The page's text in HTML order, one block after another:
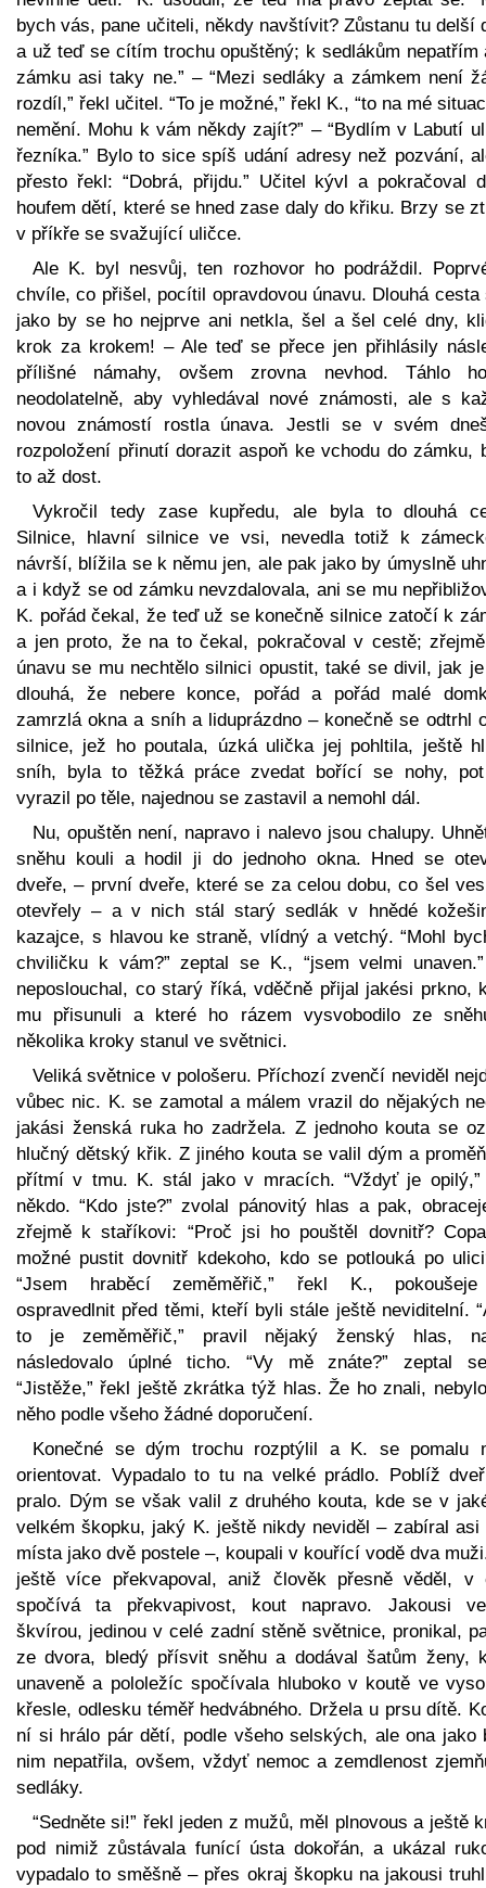
bych vás, pane učiteli, někdy navštívit? Zůstanu tu delší
a už teď se cítím trochu opuštěný; k sedlákům nepatřím
zámku asi taky ne.” – “Mezi sedláky a zámkem není
rozdíl,” řekl učitel. “To je možné,” řekl K., “to na mé
nemění. Mohu k vám někdy zajít?” – “Bydlím v Labutí
řezníka.” Bylo to sice spíš udání adresy než pozvání,
přesto řekl: “Dobrá, přijdu.” Učitel kývl a pokračoval
houfem dětí, které se hned zase daly do křiku. Brzy se
v příkře se svažující uličce.
Ale K. byl nesvůj, ten rozhovor ho podráždil.
chvíle, co přišel, pocítil opravdovou únavu. Dlouhá cesta
jako by se ho nejprve ani netkla, šel a šel celé dny,
krok za krokem! – Ale teď se přece jen přihlásily
přílišné námahy, ovšem zrovna nevhod. Táhlo
neodolatelně, aby vyhledával nové známosti, ale s
novou známostí rostla únava. Jestli se v svém
rozpoložení přinutí dorazit aspoň ke vchodu do zámku,
to až dost.
Vykročil tedy zase kupředu, ale byla to dlouhá
Silnice, hlavní silnice ve vsi, nevedla totiž k
návrší, blížila se k němu jen, ale pak jako by úmyslně
a i když se od zámku nevzdalovala, ani se mu
K. pořád čekal, že teď už se konečně silnice zatočí k
a jen proto, že na to čekal, pokračoval v cestě;
únavu se mu nechtělo silnici opustit, také se divil, jak
dlouhá, že nebere konce, pořád a pořád malé
zamrzlá okna a sníh a liduprázdno – konečně se odtrhl
silnice, jež ho poutala, úzká ulička jej pohltila, ještě
sníh, byla to těžká práce zvedat bořící se nohy,
vyrazil po těle, najednou se zastavil a nemohl dál.
Nu, opuštěn není, napravo i nalevo jsou chalupy.
sněhu kouli a hodil ji do jednoho okna. Hned se
dveře, – první dveře, které se za celou dobu, co šel
otevřely – a v nich stál starý sedlák v hnědé
kazajce, s hlavou ke straně, vlídný a vetchý. “Mohl
chviličku k vám?” zeptal se K., “jsem velmi
neposlouchal, co starý říká, vděčně přijal jakési prkno,
mu přisunuli a které ho rázem vysvobodilo ze
několika kroky stanul ve světnici.
Veliká světnice v pološeru. Příchozí zvenčí neviděl
vůbec nic. K. se zamotal a málem vrazil do nějakých
jakási ženská ruka ho zadržela. Z jednoho kouta se
hlučný dětský křik. Z jiného kouta se valil dým a
přítmí v tmu. K. stál jako v mracích. “Vždyť je opilý,”
někdo. “Kdo jste?” zvolal pánovitý hlas a pak,
zřejmě k staříkovi: “Proč jsi ho pouštěl dovnitř?
možné pustit dovnitř kdekoho, kdo se potlouká po
“Jsem hraběcí zeměměřič,” řekl K.,
ospravedlnit před těmi, kteří byli stále ještě neviditelní.
to je zeměměřič,” pravil nějaký ženský hlas,
následovalo úplné ticho. “Vy mě znáte?” zeptal
“Jistěže,” řekl ještě zkrátka týž hlas. Že ho znali,
něho podle všeho žádné doporučení.
Konečné se dým trochu rozptýlil a K. se pomalu
orientovat. Vypadalo to tu na velké prádlo. Poblíž
pralo. Dým se však valil z druhého kouta, kde se v
velkém škopku, jaký K. ještě nikdy neviděl – zabíral asi
místa jako dvě postele –, koupali v kouřící vodě dva
ještě více překvapoval, aniž člověk přesně věděl, v
spočívá ta překvapivost, kout napravo. Jakousi
škvírou, jedinou v celé zadní stěně světnice, pronikal,
ze dvora, bledý přísvit sněhu a dodával šatům ženy,
unaveně a pololežíc spočívala hluboko v koutě ve
křesle, odlesku téměř hedvábného. Držela u prsu dítě.
ní si hrálo pár dětí, podle všeho selských, ale ona jako
nim nepatřila, ovšem, vždyť nemoc a zemdlenost
sedláky.
“Sedněte si!” řekl jeden z mužů, měl plnovous a ještě
pod nimiž zůstávala funící ústa dokořán, a ukázal
vypadalo to směšně – přes okraj škopku na jakousi